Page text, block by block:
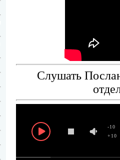
Слушать
+10
-10